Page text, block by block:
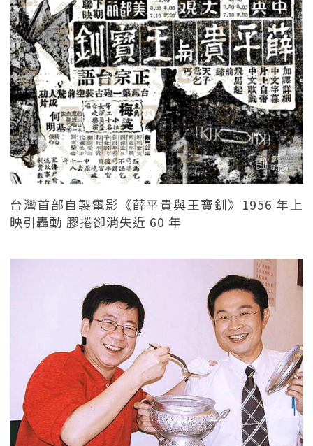
台灣首部自製電影《薛平貴與王寶釧》1956 年上
映引轟動 膠捲卻消失近 60 年